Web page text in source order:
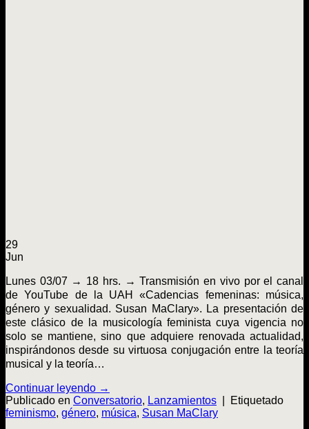
29
Jun
Lunes 03/07 → 18 hrs. → Transmisión en vivo por el canal
de YouTube de la UAH «Cadencias femeninas: música,
género y sexualidad. Susan MaClary». La presentación de
este clásico de la musicología feminista cuya vigencia no
solo se mantiene, sino que adquiere renovada actualidad,
inspirándonos desde su virtuosa conjugación entre la teoría
musical y la teoría…
Continuar leyendo →
Publicado en Conversatorio, Lanzamientos
Etiquetado
feminismo, género, música, Susan MaClary